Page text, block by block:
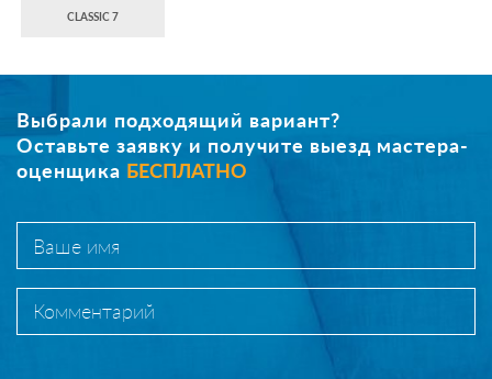
CLASSIC 7
Выбрали подходящий вариант?
Оставьте заявку и получите выезд мастера-
оценщика БЕСПЛАТНО